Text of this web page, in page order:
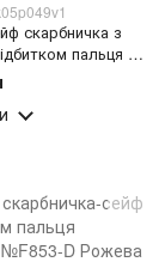
скарбничка з
пальця у
машини
Чорна